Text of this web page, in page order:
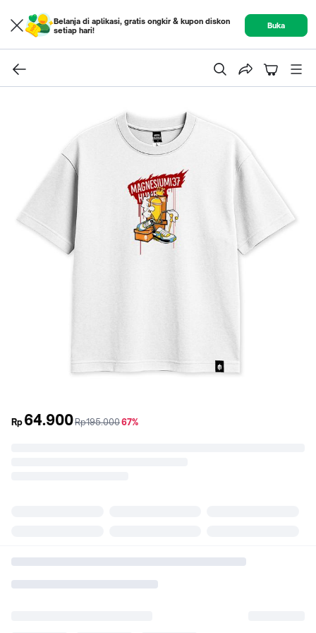
Belanja di aplikasi, gratis ongkir & kupon diskon
setiap hari!
Buka
Rp 64.900sebelum
Rp195.000diskon
67%